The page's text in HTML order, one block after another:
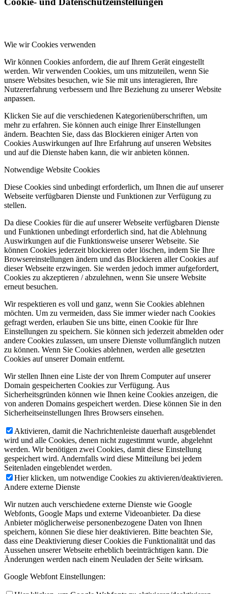
Wie wir Cookies verwenden
Wir können Cookies anfordern, die auf Ihrem Gerät eingestellt
werden. Wir verwenden Cookies, um uns mitzuteilen, wenn Sie
unsere Websites besuchen, wie Sie mit uns interagieren, Ihre
Nutzererfahrung verbessern und Ihre Beziehung zu unserer Website
anpassen.
Klicken Sie auf die verschiedenen Kategorienüberschriften, um
mehr zu erfahren. Sie können auch einige Ihrer Einstellungen
ändern. Beachten Sie, dass das Blockieren einiger Arten von
Cookies Auswirkungen auf Ihre Erfahrung auf unseren Websites
und auf die Dienste haben kann, die wir anbieten können.
Notwendige Website Cookies
Diese Cookies sind unbedingt erforderlich, um Ihnen die auf unserer
Webseite verfügbaren Dienste und Funktionen zur Verfügung zu
stellen.
Da diese Cookies für die auf unserer Webseite verfügbaren Dienste
und Funktionen unbedingt erforderlich sind, hat die Ablehnung
Auswirkungen auf die Funktionsweise unserer Webseite. Sie
können Cookies jederzeit blockieren oder löschen, indem Sie Ihre
Browsereinstellungen ändern und das Blockieren aller Cookies auf
dieser Webseite erzwingen. Sie werden jedoch immer aufgefordert,
Cookies zu akzeptieren / abzulehnen, wenn Sie unsere Website
erneut besuchen.
Wir respektieren es voll und ganz, wenn Sie Cookies ablehnen
möchten. Um zu vermeiden, dass Sie immer wieder nach Cookies
gefragt werden, erlauben Sie uns bitte, einen Cookie für Ihre
Einstellungen zu speichern. Sie können sich jederzeit abmelden oder
andere Cookies zulassen, um unsere Dienste vollumfänglich nutzen
zu können. Wenn Sie Cookies ablehnen, werden alle gesetzten
Cookies auf unserer Domain entfernt.
Wir stellen Ihnen eine Liste der von Ihrem Computer auf unserer
Domain gespeicherten Cookies zur Verfügung. Aus
Sicherheitsgründen können wie Ihnen keine Cookies anzeigen, die
von anderen Domains gespeichert werden. Diese können Sie in den
Sicherheitseinstellungen Ihres Browsers einsehen.
Aktivieren, damit die Nachrichtenleiste dauerhaft ausgeblendet
wird und alle Cookies, denen nicht zugestimmt wurde, abgelehnt
werden. Wir benötigen zwei Cookies, damit diese Einstellung
gespeichert wird. Andernfalls wird diese Mitteilung bei jedem
Seitenladen eingeblendet werden.
Hier klicken, um notwendige Cookies zu aktivieren/deaktivieren.
Andere externe Dienste
Wir nutzen auch verschiedene externe Dienste wie Google
Webfonts, Google Maps und externe Videoanbieter. Da diese
Anbieter möglicherweise personenbezogene Daten von Ihnen
speichern, können Sie diese hier deaktivieren. Bitte beachten Sie,
dass eine Deaktivierung dieser Cookies die Funktionalität und das
Aussehen unserer Webseite erheblich beeinträchtigen kann. Die
Änderungen werden nach einem Neuladen der Seite wirksam.
Google Webfont Einstellungen: